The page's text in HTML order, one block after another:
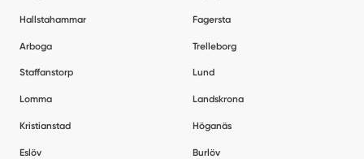
Hallstahammar Fagersta
Arboga Trelleborg
Staffanstorp Lund
Lomma Landskrona
Kristianstad Höganäs
Eslöv Burlöv